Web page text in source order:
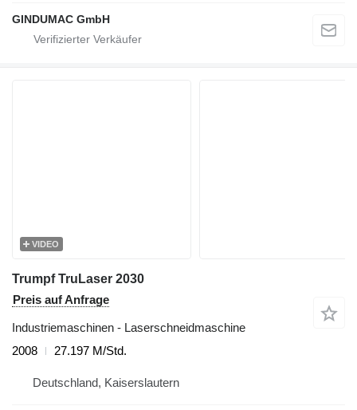
GINDUMAC GmbH
VIDEO
Trumpf TruLaser 2030
Preis auf Anfrage
Industriemaschinen - Laserschneidmaschine
2008
27.197 M/Std.
Deutschland, Kaiserslautern